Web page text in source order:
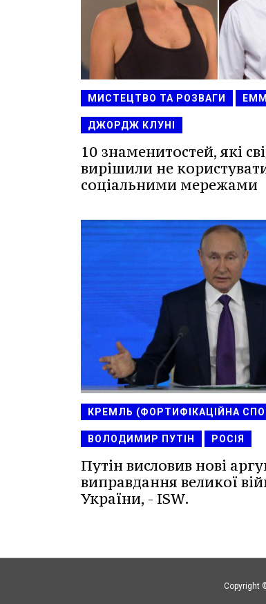
МИСТЕЦТВО ТА РОЗВАГИ
ДЖОРДЖ КЛУНІ
10 знаменитостей, які
вирішили не
соціальними мережами
КРЕМЛЬ (ФОРТИФІКАЦІЙНА
ВОЛОДИМИР ПУТІН РОСІЯ
Путін висловив нові
виправдання великої
України, - ISW.
Copyright